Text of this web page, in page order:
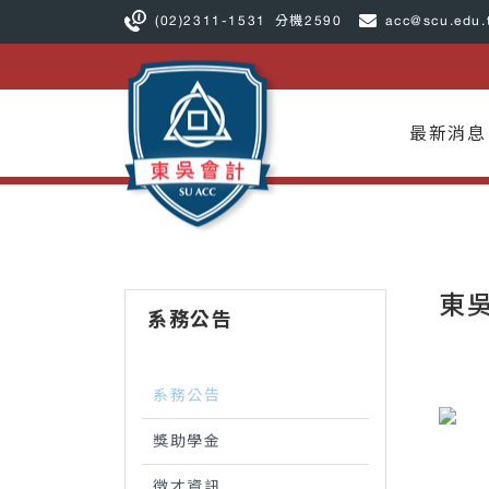
(02)2311-1531 分機2590
最新消息
系務公告
系務公告
獎助學金
東